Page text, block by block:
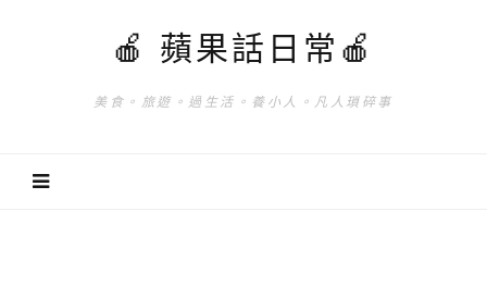
🍎 蘋果話日常🍎
美食。旅遊。過生活。養小人。凡人瑣碎事